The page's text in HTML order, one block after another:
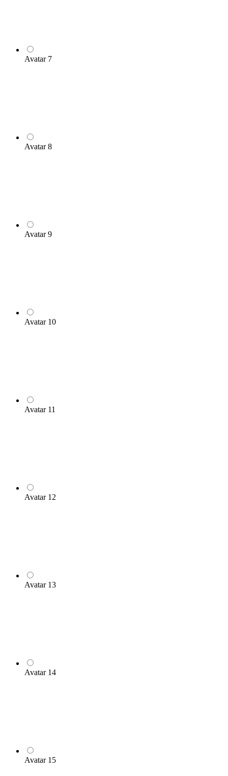
Avatar 7
Avatar 8
Avatar 9
Avatar 10
Avatar 11
Avatar 12
Avatar 13
Avatar 14
Avatar 15